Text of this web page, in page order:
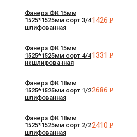
Фанера ФК 15мм
1525*1525мм сорт 3/4
шлифованная
1426Р
Фанера ФК 15мм
1525*1525мм сорт 4/4
нешлифованная
1331Р
Фанера ФК 18мм
1525*1525мм сорт 1/2
шлифованная
2686Р
Фанера ФК 18мм
1525*1525мм сорт 2/2
шлифованная
2410Р